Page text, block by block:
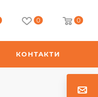
0 0
КОНТАКТИ